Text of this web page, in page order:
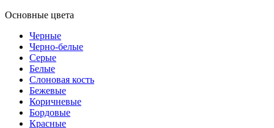
Основные цвета
Черные
Черно-белые
Серые
Белые
Слоновая кость
Бежевые
Коричневые
Бордовые
Красные